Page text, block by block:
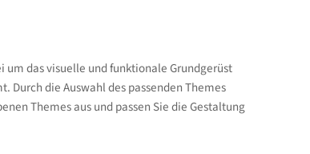
um das visuelle und funktionale Grundgerüst
Durch die Auswahl des passenden Themes
Themes aus und passen Sie die Gestaltung